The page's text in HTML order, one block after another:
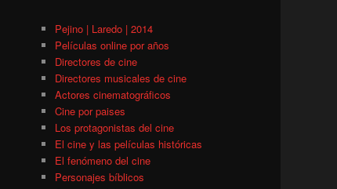
Pejino | Laredo | 2014
Películas online por años
Directores de cine
Directores musicales de cine
Actores cinematográficos
Cine por paises
Los protagonistas del cine
El cine y las películas históricas
El fenómeno del cine
Personajes bíblicos